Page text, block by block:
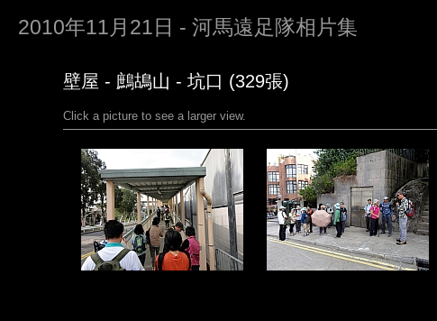
2010年11月21日 - 河馬遠足隊相片集
壁屋 - 鷓鴣山 - 坑口 (329張)
Click a picture to see a larger view.